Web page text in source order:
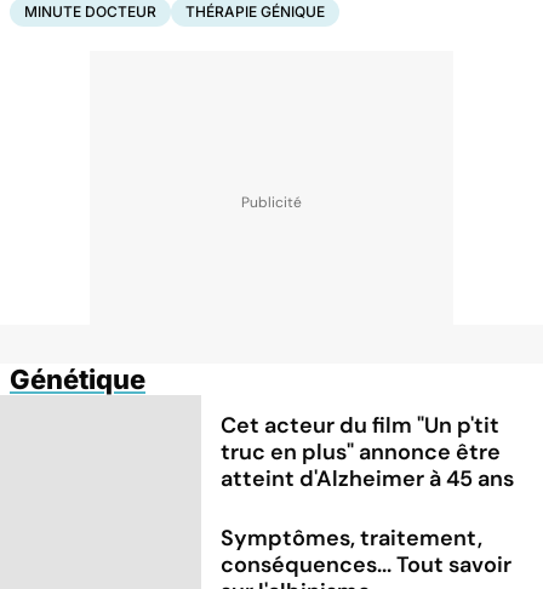
MINUTE DOCTEUR
THÉRAPIE GÉNIQUE
Génétique
Cet acteur du film "Un p'tit
truc en plus" annonce être
atteint d'Alzheimer à 45 ans
Symptômes, traitement,
conséquences... Tout savoir